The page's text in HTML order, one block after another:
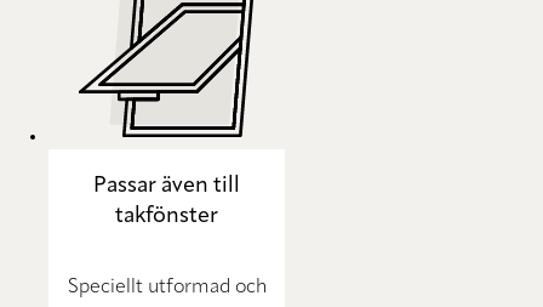
Passar även till
takfönster
Speciellt utformad och